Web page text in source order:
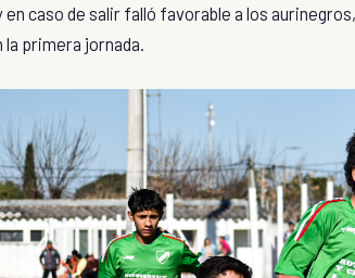
caso de salir falló favorable a los
primera jornada.